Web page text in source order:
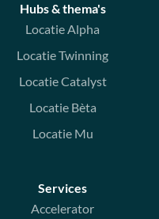
Hubs & thema's
Locatie Alpha
Locatie Twinning
Locatie Catalyst
Locatie Bèta
Locatie Mu
Services
Accelerator